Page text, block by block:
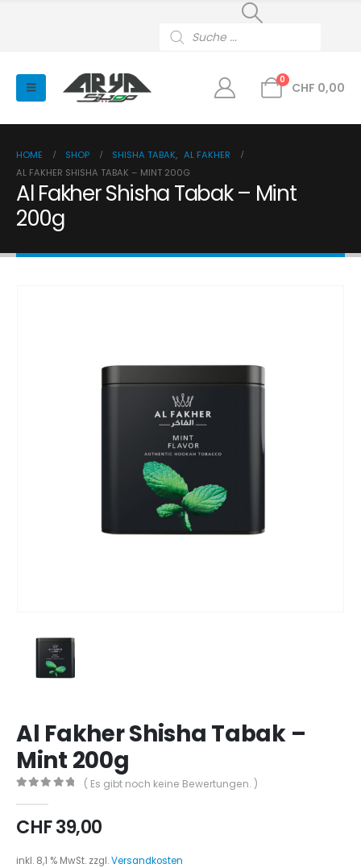
search
0
CHF 0,00
HOME SHOP SHISHA TABAK, AL FAKHER
AL FAKHER SHISHA TABAK – MINT 200G
Al Fakher Shisha Tabak – Mint
200g
Al Fakher Shisha Tabak –
Mint 200g
( Es gibt noch keine Bewertungen. )
CHF39,00
inkl. 8,1 % MwSt. zzgl.Versandkosten